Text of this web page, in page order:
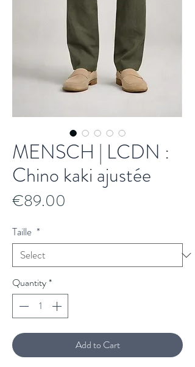
MENSCH | LCDN :
Chino kaki ajustée
€89.00
Taille *
Quantity*
Add to Cart